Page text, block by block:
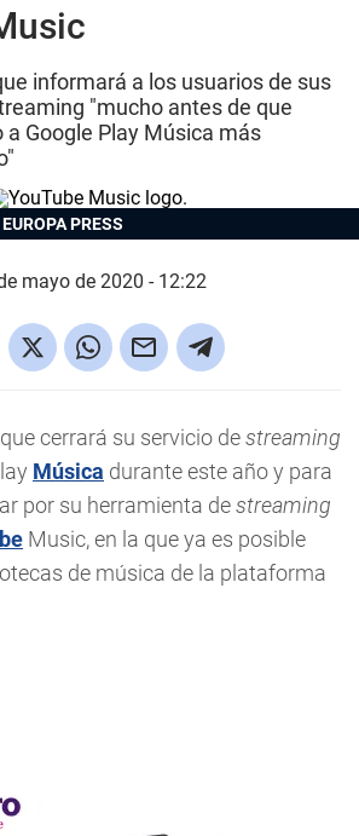
informará a los usuarios de sus
"mucho antes de que
a Google Play Música más
EUROPA PRESS
mayo de 2020 - 12:22
cerrará su servicio destreaming
Música durante este año y para
por su herramienta destreaming
Music, en la que ya es posible
de música de la plataforma